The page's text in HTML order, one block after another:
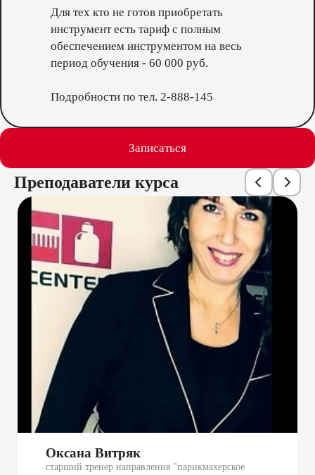
Для тех кто не готов приобретать
инструмент есть тариф с полным
обеспечением инструментом на весь
период обучения - 60 000 руб.
Подробности по тел. 2-888-145
Записаться
Преподаватели курса
Оксана Витряк
старший тренер направления "парикмахерское